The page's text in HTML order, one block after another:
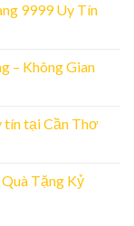
9999 Uy Tín
– Không Gian
tín tại Cần Thơ
Tặng Kỷ